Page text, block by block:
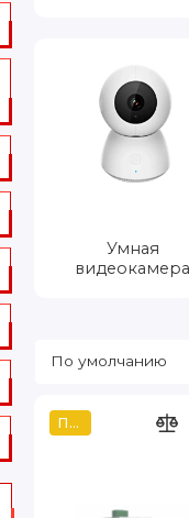
Умная
видеокамера
Популярный